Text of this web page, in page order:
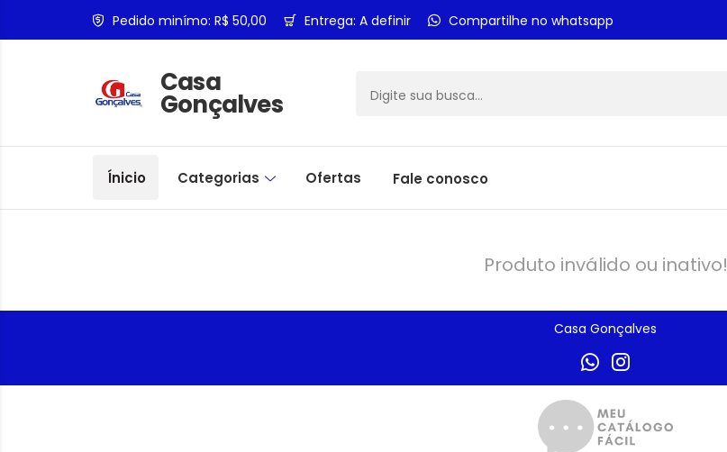
Pedido minímo: R$ 50,00 Entrega: A definir Compartilhe no whatsapp
Casa
Gonçalves
Ínicio Categorias Ofertas Fale conosco
Produto inválido ou inativo!
Casa Gonçalves